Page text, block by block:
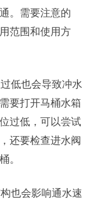
。需要注意的
范围和使用方
低也会导致冲水
要打开马桶水箱
过低，可以尝试
还要检查进水阀
。
也会影响通水速